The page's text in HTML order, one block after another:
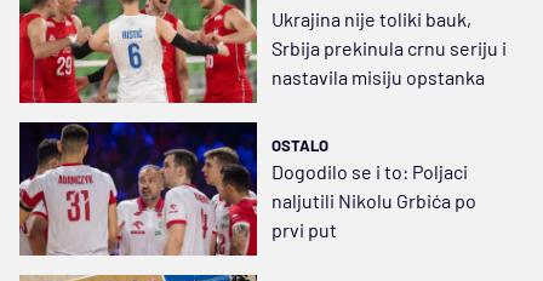
Ukrajina nije toliki bauk,
Srbija prekinula crnu seriju i
nastavila misiju opstanka
OSTALO
Dogodilo se i to: Poljaci
naljutili Nikolu Grbića po
prvi put